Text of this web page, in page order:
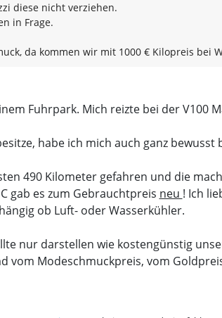
diese nicht verziehen.
in Frage.
da kommen wir mit 1000 € Kilopreis bei
Fuhrpark. Mich reizte bei der V100
habe ich mich auch ganz
490 Kilometer gefahren und die
gab es zum Gebrauchtpreis neu ! Ich
ob Luft- oder Wasserkühler.
nur darstellen wie kostengünstig
vom Modeschmuckpreis, vom